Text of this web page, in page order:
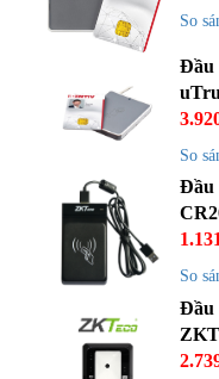
So
So
Đầu
So